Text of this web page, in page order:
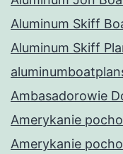
Aluminum Skiff
Aluminum Skiff
Ambasadorowie
Amerykanie
Amerykanie